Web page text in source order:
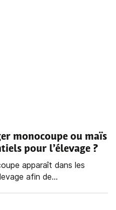
monocoupe ou maïs
pour l’élevage ?
apparaît dans les
afin de...